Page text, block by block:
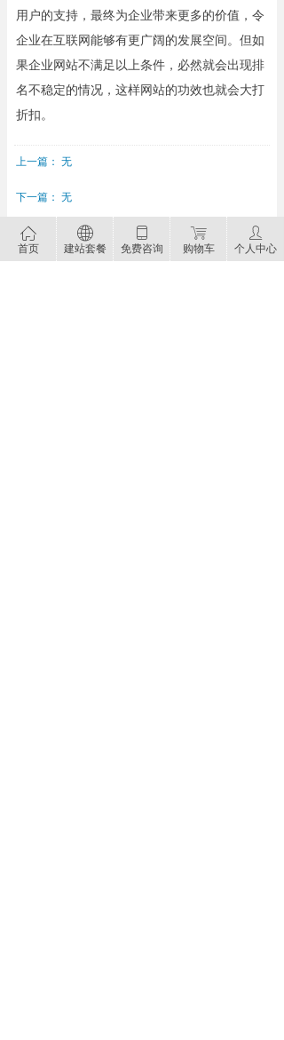
用户的支持，最终为企业带来更多的价值，令
企业在互联网能够有更广阔的发展空间。但如
果企业网站不满足以上条件，必然就会出现排
名不稳定的情况，这样网站的功效也就会大打
折扣。
网站建设、随州网站建设、网站设计、随州网站设
计、系统开发、小程序开发、app开发。聚为科技拥
上一篇： 无
下一篇： 无
ꀇ
首页
ꄓ
建站套餐
ꀆ
免费咨询
ꁈ
购物车
ꄑ
个人中心